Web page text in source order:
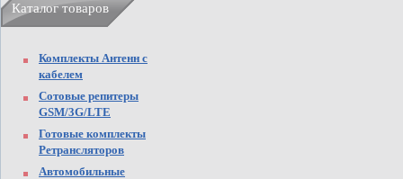
Каталог товаров
Комплекты Антенн с
кабелем
Сотовые репитеры
GSM/3G/LTE
Готовые комплекты
Ретрансляторов
Автомобильные